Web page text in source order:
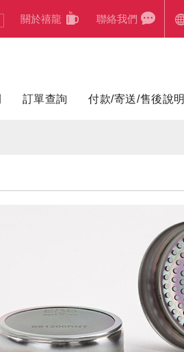
關於禧龍 聯絡我們
訂單查詢 付款/寄送/售後說明